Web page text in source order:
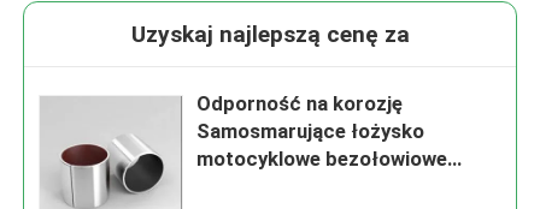
Uzyskaj najlepszą cenę za
Odporność na korozję
Samosmarujące łożysko
motocyklowe bezołowiowe